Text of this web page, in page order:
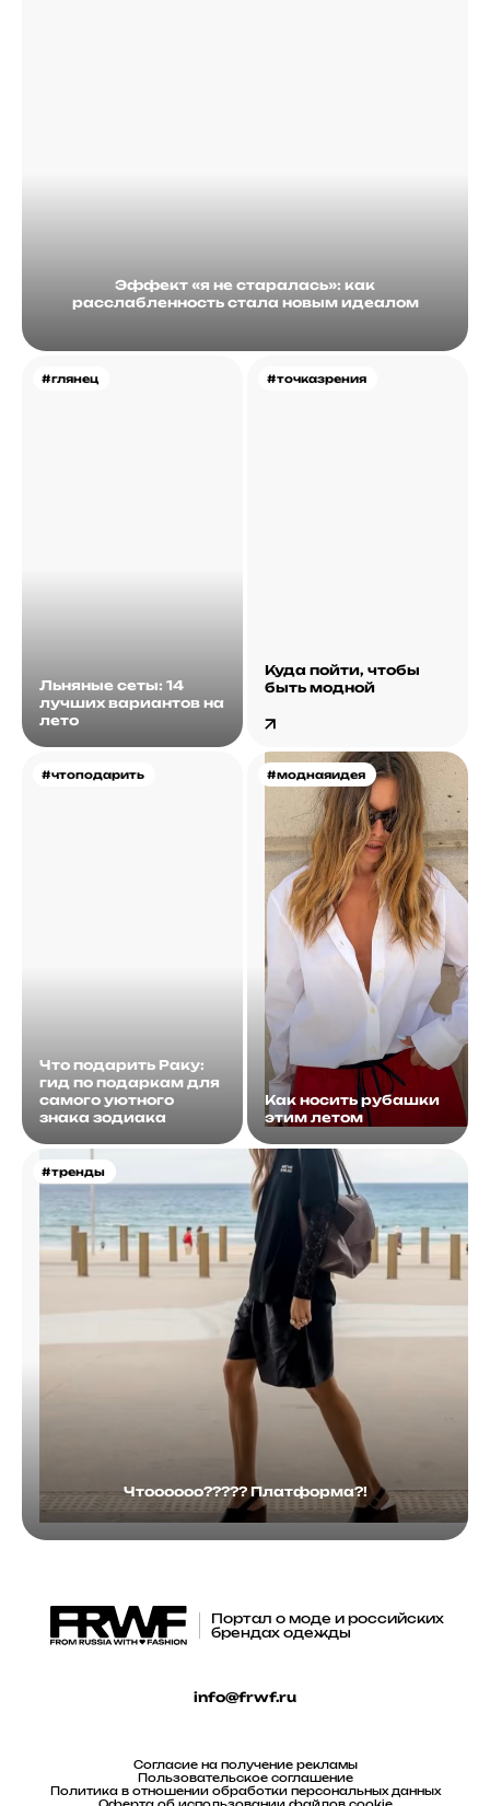
Эффект «я не старалась»: как
расслабленность стала новым идеалом
#глянец
Льняные сеты: 14
лучших вариантов на
лето
#точказрения
Куда пойти, чтобы
быть модной
#чтоподарить
Что подарить Раку:
гид по подаркам для
самого уютного
знака зодиака
#моднаяидея
Как носить рубашки
этим летом
#тренды
Чтоооооо????? Платформа?!
Портал о моде и российских
брендах одежды
info@frwf.ru
Согласие на получение рекламы
Пользовательское соглашение
Политика в отношении обработки персональных данных